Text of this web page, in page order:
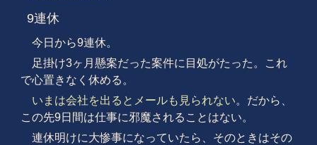
9連休
今日から9連休。
足掛け3ヶ月懸案だった案件に目処がたった。これ
で心置きなく休める。
いまは会社を出るとメールも見られない。だから、
この先9日間は仕事に邪魔されることはない。
連休明けに大惨事になっていたら、そのときはその